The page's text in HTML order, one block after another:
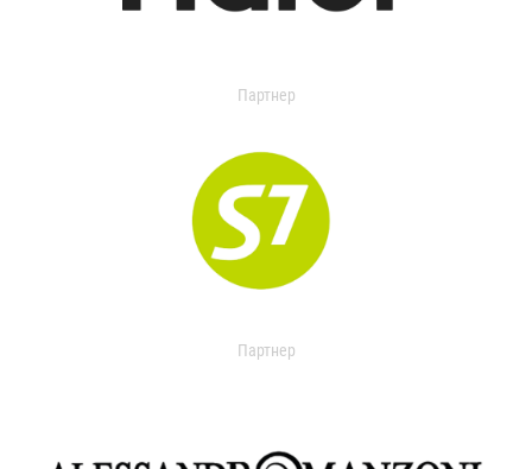
Партнер
Партнер